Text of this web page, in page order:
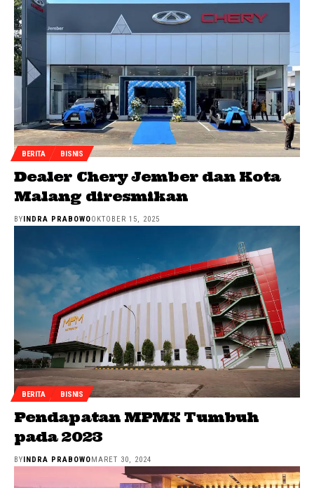
BERITA BISNIS
Dealer Chery Jember dan Kota
Malang diresmikan
BY INDRA PRABOWOOKTOBER 15, 2025
BERITA BISNIS
Pendapatan MPMX Tumbuh
pada 2023
BYINDRA PRABOWOMARET 30, 2024